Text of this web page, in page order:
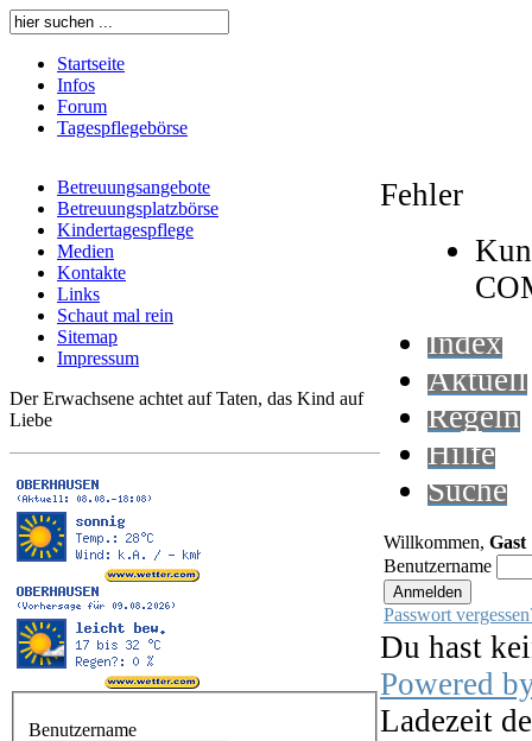
Startseite
Infos
Forum
Tagespflegebörse
Betreuungsangebote
Betreuungsplatzbörse
Kindertagespflege
Medien
Kontakte
Links
Schaut mal rein
Sitemap
Impressum
Der Erwachsene achtet auf Taten, das Kind auf
Liebe
Benutzername
Fehler
Index
Aktuell
Regeln
Hilfe
Suche
Willkommen, Gast
Benutzername
Passwort
Du hast
Powered
Ladezeit